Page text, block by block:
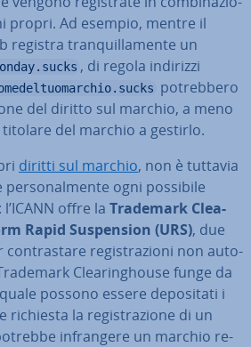
propri. Ad esempio, mentre il
registra tran­quil­la­men­te un
, di regola indirizzi
po­treb­be­ro
del diritto sul marchio, a meno
del marchio a gestirlo.
diritti sul marchio, non è tuttavia
per­so­nal­men­te ogni possibile
offre la Trademark Clea­
Rapid Su­spen­sion (URS), due
con­tra­sta­re re­gi­stra­zio­ni non au­to­
Clea­rin­ghou­se funge da
possono essere de­po­si­ta­ti i
richiesta la re­gi­stra­zio­ne di un
in­fran­ge­re un marchio re­